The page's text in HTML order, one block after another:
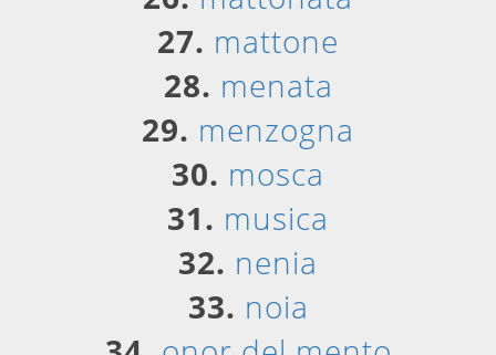
27. mattone
28. menata
29. menzogna
30. mosca
31. musica
32. nenia
33. noia